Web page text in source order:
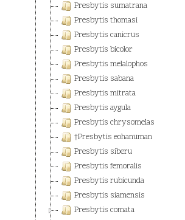
Presbytis sumatrana
Presbytis thomasi
Presbytis canicrus
Presbytis bicolor
Presbytis melalophos
Presbytis sabana
Presbytis mitrata
Presbytis aygula
Presbytis chrysomelas
†Presbytis eohanuman
Presbytis siberu
Presbytis femoralis
Presbytis rubicunda
Presbytis siamensis
Presbytis comata